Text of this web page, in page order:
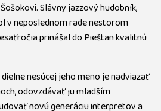
Slávny jazzový hudobník,
v neposlednom rade nestorom
prinášal do Pieštan kvalitnú
nesúcej jeho meno je nadviazať
odovzdávať ju mladším
novú generáciu interpretov a